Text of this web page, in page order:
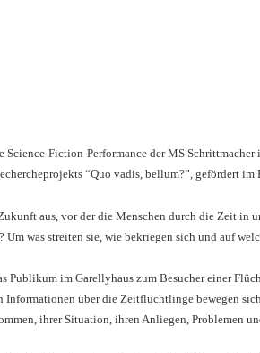
Science-Fiction-Performance der MS
“Quo vadis, bellum?”, gefördert
aus, vor der die Menschen durch die Zeit in
Um was streiten sie, wie bekriegen sich und auf
Publikum im Garellyhaus zum Besucher einer
Informationen über die Zeitflüchtlinge bewegen
ihrer Situation, ihren Anliegen, Problemen